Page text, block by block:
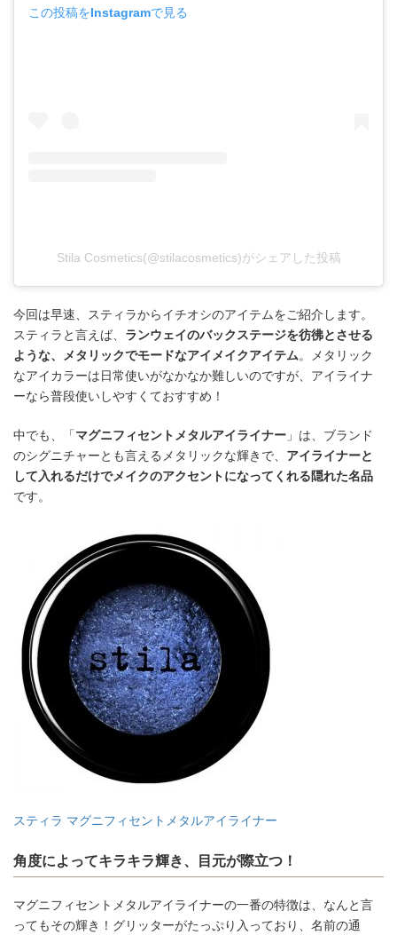
この投稿をInstagramで見る
Stila Cosmetics(@stilacosmetics)がシェアした投稿
今回は早速、スティラからイチオシのアイテムをご紹介します。
スティラと言えば、 ランウェイのバックステージを彷彿とさせる
ような、メタリックでモードなアイメイクアイテム。メタリック
なアイカラーは日常使いがなかなか難しいのですが、アイライナ
ーなら普段使いしやすくておすすめ！
中でも、「マグニフィセントメタルアイライナー 」は、ブランド
のシグニチャーとも言えるメタリックな輝きで、 アイライナーと
して入れるだけでメイクのアクセントになってくれる隠れた名品
です。
スティラ マグニフィセントメタルアイライナー
角度によってキラキラ輝き、目元が際立つ！
マグニフィセントメタルアイライナーの一番の特徴は、なんと言
ってもその輝き！グリッターがたっぷり入っており、名前の通